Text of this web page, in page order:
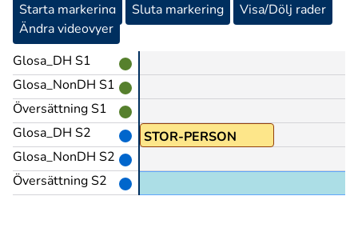
Starta markering Sluta markering
Visa/Dölj rader
Ändra videovyer
Glosa_DH S1
Glosa_NonDH S1
Översättning S1
Glosa_DH S2
Glosa_NonDH S2
Översättning S2
PEK mtyp:är STOR-PERSON